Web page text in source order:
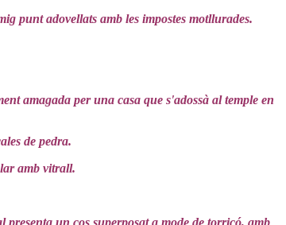
punt adovellats amb les impostes motllurades.
amagada per una casa que s'adossà al temple en
de pedra.
amb vitrall.
un cos superposat a mode de torricó, amb